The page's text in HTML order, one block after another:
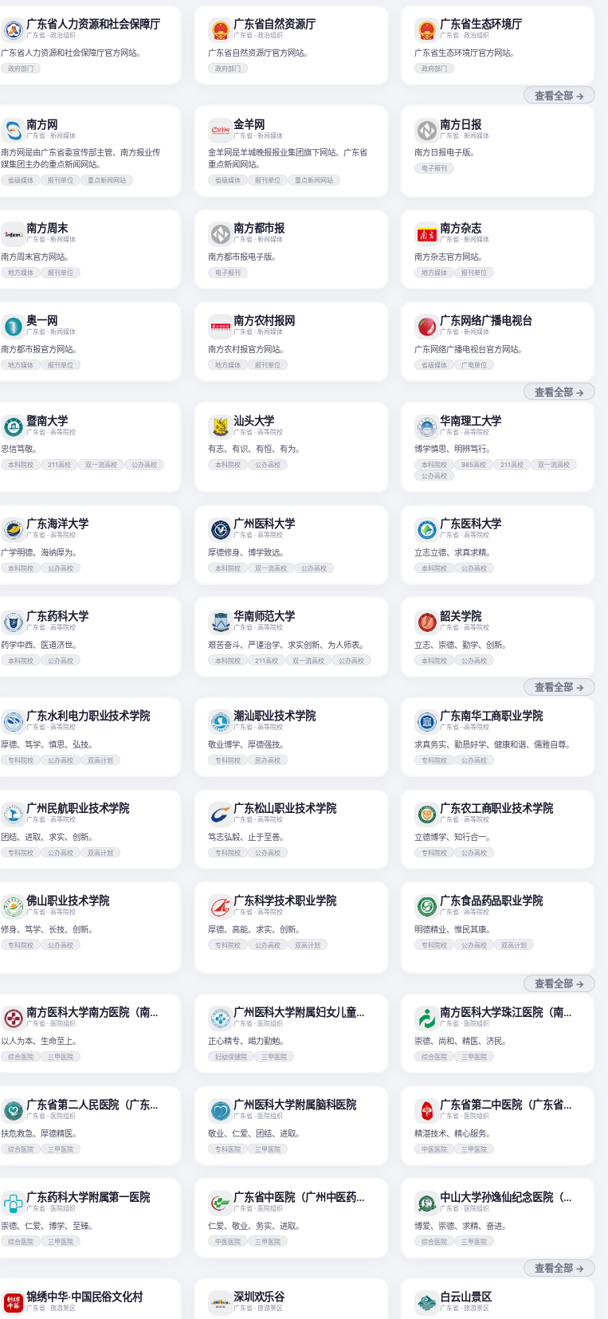
广东省人力资源和社会保障厅
广东省· 政治组织
广东省人力资源和社会保障厅官方网站。
政府部门
广东省自然资源厅
广东省 · 政治组织
广东省自然资源厅官方网站。
政府部门
广东省生态环境厅
广东省· 政治组织
广东省生态环境厅官方网站。
政府部门
查看全部 →
南方网
广东省· 新闻媒体
南方网是由广东省委宣传部主管、南方报业传
媒集团主办的重点新闻网站。
省级媒体 报刊单位 重点新闻网站
金羊网
广东省 · 新闻媒体
金羊网是羊城晚报报业集团旗下网站、广东省
重点新闻网站。
省级媒体 报刊单位 重点新闻网站
南方日报
广东省· 新闻媒体
南方日报电子版。
电子报刊
南方周末
广东省· 新闻媒体
南方周末官方网站。
地方媒体 报刊单位
南方都市报
广东省 · 新闻媒体
南方都市报电子版。
电子报刊
南方杂志
广东省· 新闻媒体
南方杂志官方网站。
地方媒体 报刊单位
奥一网
广东省· 新闻媒体
南方都市报官方网站。
地方媒体 报刊单位
南方农村报网
广东省 · 新闻媒体
南方农村报官方网站。
地方媒体 报刊单位
广东网络广播电视台
广东省· 新闻媒体
广东网络广播电视台官方网站。
省级媒体 广电单位
查看全部 →
暨南大学
广东省· 高等院校
忠信笃敬。
本科院校 211高校 双一流高校 公办高校
汕头大学
广东省 · 高等院校
有志、有识、有恒、有为。
本科院校 公办高校
华南理工大学
广东省· 高等院校
博学慎思、明辨笃行。
本科院校 985高校 211高校
双一流高校
公办高校
广东海洋大学
广东省· 高等院校
广学明德、海纳厚为。
本科院校 公办高校
广州医科大学
广东省 · 高等院校
厚德修身、博学致远。
本科院校 双一流高校 公办高校
广东医科大学
广东省· 高等院校
立志立德、求真求精。
本科院校 公办高校
广东药科大学
广东省· 高等院校
药学中西、医道济世。
本科院校 公办高校
华南师范大学
广东省 · 高等院校
艰苦奋斗、严谨治学、求实创新、为人师表。
本科院校 211高校 双一流高校 公办高校
韶关学院
广东省· 高等院校
立志、崇德、勤学、创新。
本科院校 公办高校
查看全部 →
广东水利电力职业技术学院
广东省· 高等院校
厚德、笃学、慎思、弘技。
专科院校 公办高校 双高计划
潮汕职业技术学院
广东省 · 高等院校
敬业博学、厚德强技。
专科院校 民办高校
广东南华工商职业学院
广东省· 高等院校
求真务实、勤恳好学、健康和谐、儒雅自尊。
专科院校 公办高校
广州民航职业技术学院
广东省· 高等院校
团结、进取、求实、创新。
专科院校 公办高校 双高计划
广东松山职业技术学院
广东省 · 高等院校
笃志弘毅、止于至善。
专科院校 公办高校
广东农工商职业技术学院
广东省· 高等院校
立德博学、知行合一。
专科院校 公办高校
佛山职业技术学院
广东省· 高等院校
修身、笃学、长技、创新。
专科院校 公办高校
广东科学技术职业学院
广东省 · 高等院校
厚德、高能、求实、创新。
专科院校 公办高校 双高计划
广东食品药品职业学院
广东省· 高等院校
明德精业、惟民其康。
专科院校 公办高校 双高计划
查看全部 →
南方医科大学南方医院（南方医科大学第一附属医院）
广东省· 医院组织
以人为本、生命至上。
综合医院 三甲医院
广州医科大学附属妇女儿童医疗中心（广州市妇女儿童医疗中心、广州市儿童医院、广州市妇婴医院、广州市妇幼保健院）
广东省 · 医院组织
正心精专、竭力勤勉。
妇幼保健院 三甲医院
南方医科大学珠江医院（南方医科大学第二附属医院）
广东省· 医院组织
崇德、尚和、精医、济民。
综合医院 三甲医院
广东省第二人民医院（广东省应急医院）
广东省· 医院组织
扶危救急、厚德精医。
综合医院 三甲医院
广州医科大学附属脑科医院
广东省 · 医院组织
敬业、仁爱、团结、进取。
专科医院 三甲医院
广东省第二中医院（广东省中医药工程技术研究院）
广东省· 医院组织
精湛技术、精心服务。
中医医院 三甲医院
广东药科大学附属第一医院
广东省· 医院组织
崇德、仁爱、博学、至臻。
综合医院 三甲医院
广东省中医院（广州中医药大学第二附属医院、广州中医药大学第二临床医学院、广东省中医药科学院、中国中医科学院广东分院）
广东省 · 医院组织
仁爱、敬业、务实、进取。
中医医院 三甲医院
中山大学孙逸仙纪念医院（中山大学附属第二医院）
广东省· 医院组织
博爱、崇德、求精、奋进。
综合医院 三甲医院
查看全部 →
锦绣中华·中国民俗文化村
广东省· 旅游景区
深圳欢乐谷
广东省 · 旅游景区
白云山景区
广东省· 旅游景区